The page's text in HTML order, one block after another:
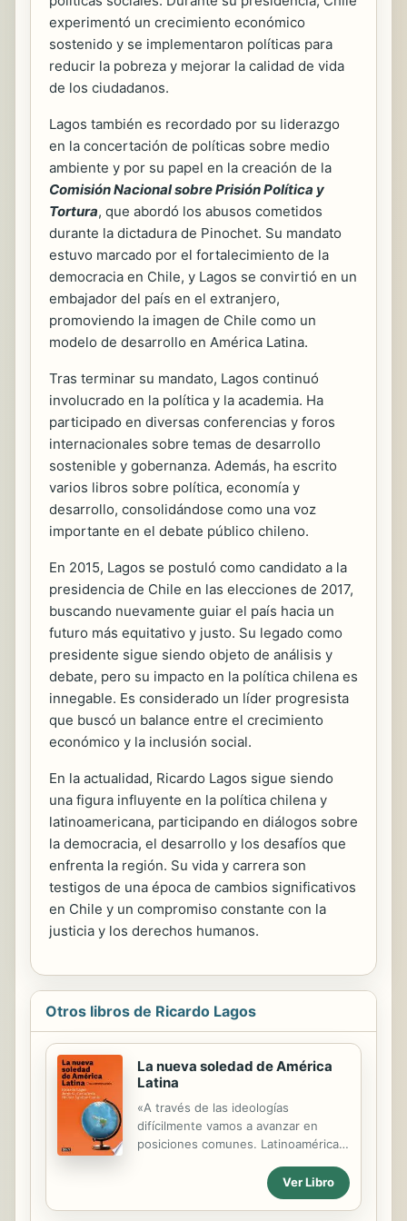
experimentó un crecimiento económico
sostenido y se implementaron políticas para
reducir la pobreza y mejorar la calidad de vida
de los ciudadanos.
Lagos también es recordado por su liderazgo
en la concertación de políticas sobre medio
ambiente y por su papel en la creación de la
Comisión Nacional sobre Prisión Política y
Tortura, que abordó los abusos cometidos
durante la dictadura de Pinochet. Su mandato
estuvo marcado por el fortalecimiento de la
democracia en Chile, y Lagos se convirtió en un
embajador del país en el extranjero,
promoviendo la imagen de Chile como un
modelo de desarrollo en América Latina.
Tras terminar su mandato, Lagos continuó
involucrado en la política y la academia. Ha
participado en diversas conferencias y foros
internacionales sobre temas de desarrollo
sostenible y gobernanza. Además, ha escrito
varios libros sobre política, economía y
desarrollo, consolidándose como una voz
importante en el debate público chileno.
En 2015, Lagos se postuló como candidato a la
presidencia de Chile en las elecciones de 2017,
buscando nuevamente guiar el país hacia un
futuro más equitativo y justo. Su legado como
presidente sigue siendo objeto de análisis y
debate, pero su impacto en la política chilena es
innegable. Es considerado un líder progresista
que buscó un balance entre el crecimiento
económico y la inclusión social.
En la actualidad, Ricardo Lagos sigue siendo
una figura influyente en la política chilena y
latinoamericana, participando en diálogos sobre
la democracia, el desarrollo y los desafíos que
enfrenta la región. Su vida y carrera son
testigos de una época de cambios significativos
en Chile y un compromiso constante con la
justicia y los derechos humanos.
Otros libros de Ricardo Lagos
La nueva soledad de América
Latina
«A través de las ideologías
difícilmente vamos a avanzar en
posiciones comunes. Latinoamérica
ideológicas, desde las que puede
hablar con una sola voz. Ésa es la
Ver Libro